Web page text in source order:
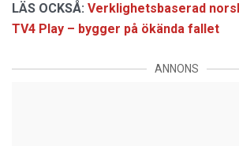
LÄS OCKSÅ: Verklighetsbaserad
TV4 Play – bygger på ökända fallet
ANNONS